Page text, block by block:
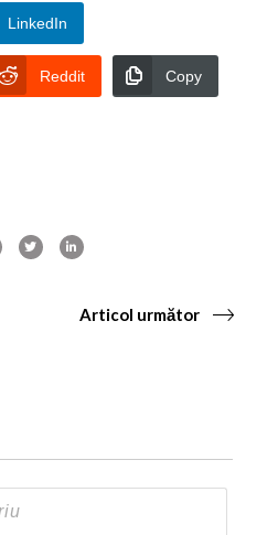
LinkedIn
Reddit Copy
Articol următor